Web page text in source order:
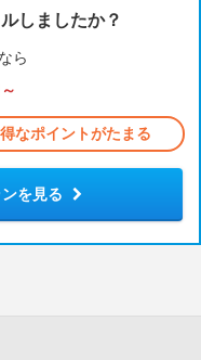
しましたか？
ら
なポイントがたまる
を見る